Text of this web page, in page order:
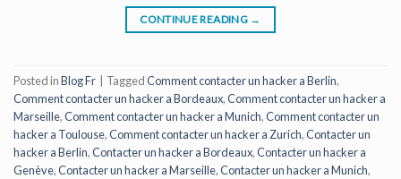
CONTINUE READING →
Posted inBlog Fr TaggedComment contacter un hacker a Berlin,
Comment contacter un hacker a Bordeaux,Comment contacter un hacker a
Marseille,Comment contacter un hacker a Munich,Comment contacter un
hacker a Toulouse,Comment contacter un hacker a Zurich,Contacter un
hacker a Berlin,Contacter un hacker a Bordeaux,Contacter un hacker a
Genève,Contacter un hacker a Marseille,Contacter un hacker a Munich,